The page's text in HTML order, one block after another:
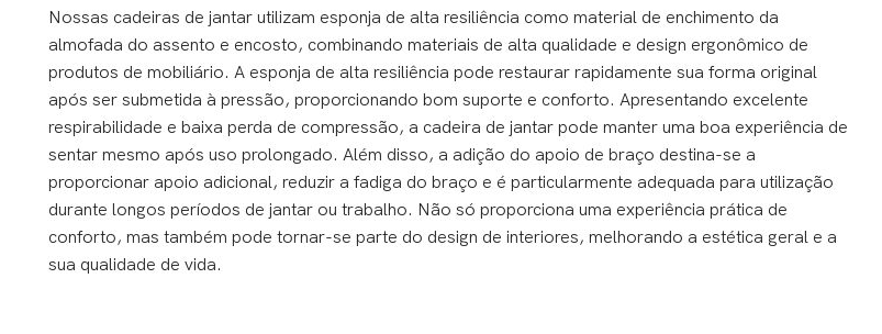
Nossas cadeiras de jantar utilizam esponja de alta resiliência como material de enchimento da
almofada do assento e encosto, combinando materiais de alta qualidade e design ergonômico de
produtos de mobiliário. A esponja de alta resiliência pode restaurar rapidamente sua forma original
após ser submetida à pressão, proporcionando bom suporte e conforto. Apresentando excelente
respirabilidade e baixa perda de compressão, a cadeira de jantar pode manter uma boa experiência de
sentar mesmo após uso prolongado. Além disso, a adição do apoio de braço destina-se a
proporcionar apoio adicional, reduzir a fadiga do braço e é particularmente adequada para utilização
durante longos períodos de jantar ou trabalho. Não só proporciona uma experiência prática de
conforto, mas também pode tornar-se parte do design de interiores, melhorando a estética geral e a
sua qualidade de vida.